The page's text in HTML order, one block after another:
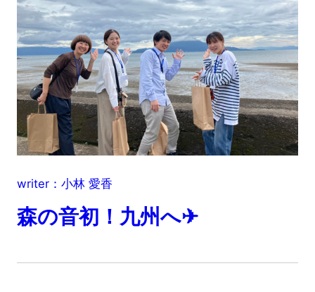
writer：小林 愛香
森の音初！九州へ✈